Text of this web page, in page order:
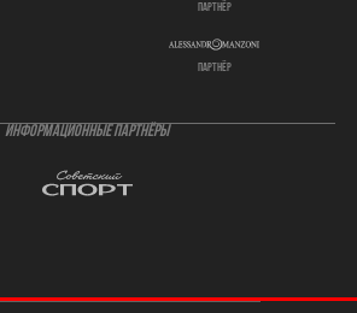
партнёр
партнёр
ИНФОРМАЦИОННЫЕ ПАРТНЁРЫ